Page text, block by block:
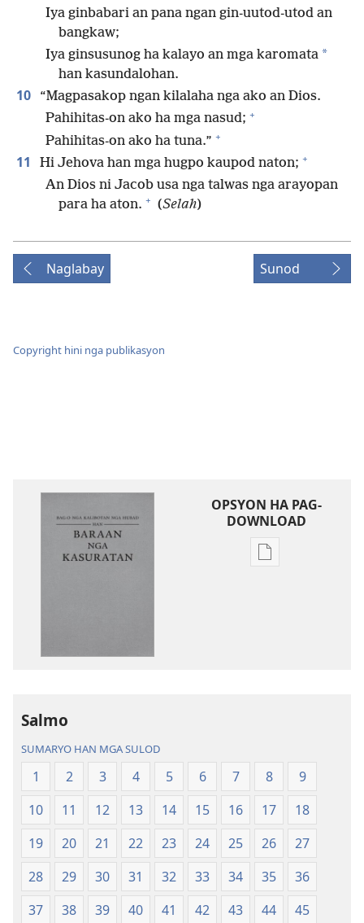
Iya ginbabari an pana ngan gin-uutod-utod an
bangkaw;
Iya ginsusunog ha kalayo an mga karomata *
han kasundalohan.
10
“Magpasakop ngan kilalaha nga ako an Dios.
Pahihitas-on ako ha mga nasud; +
Pahihitas-on ako ha tuna.” +
11 Hi Jehova han mga hugpo kaupod naton; +
An Dios ni Jacob usa nga talwas nga arayopan
para ha aton. + (Selah)
Naglabay Sunod
Copyright hini nga publikasyon
OPSYON HA PAG-
DOWNLOAD
Opsyon
nga
Kalibotan
nga
Hubad
han
Baraan
nga
Kasuratan
Salmo
SUMARYO HAN MGA SULOD
1 2 3 4 5 6 7 8
9
10
11 12 13 14 15 16 17
18
19
20 21 22 23 24 25 26
27
28
29 30 31 32 33 34 35
36
37
38 39 40 41 42 43 44
45